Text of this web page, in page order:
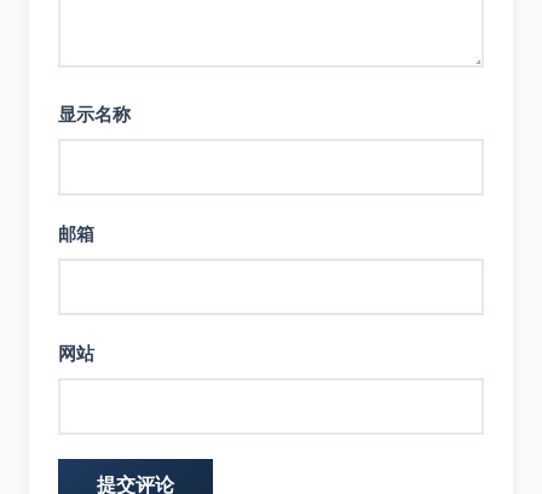
显示名称
邮箱
网站